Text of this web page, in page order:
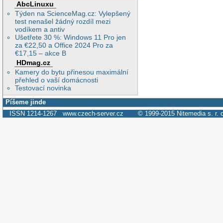
AbcLinuxu
Týden na ScienceMag.cz: Vylepšený
test nenašel žádný rozdíl mezi
vodíkem a antiv
Ušetřete 30 %: Windows 11 Pro jen
za €22,50 a Office 2024 Pro za
€17,15 – akce B
HDmag.cz
Kamery do bytu přinesou maximální
přehled o vaší domácnosti
Testovací novinka
Píšeme jinde
ISSN 1214-1267 www.czech-server.cz © 1999-2015 Nitemedia s. r.